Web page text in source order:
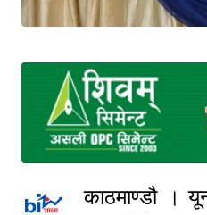
काठमाण्डौ ।